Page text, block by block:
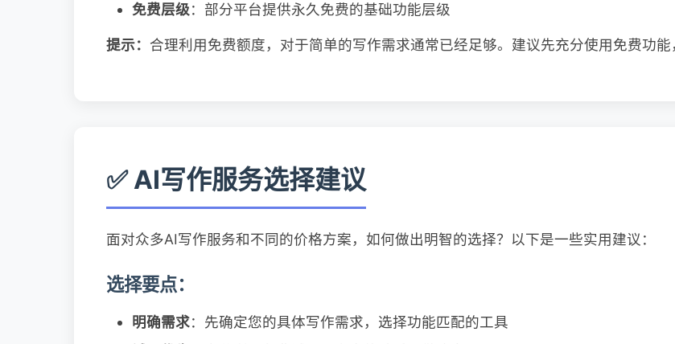
免费层级：部分平台提供永久免费的基础功能层级
提示： 合理利用免费额度，对于简单的写作需求通常已经足够。建议先充分使用免费功能
✅ AI写作服务选择建议
面对众多AI写作服务和不同的价格方案，如何做出明智的选择？以下是一些实用建议：
选择要点：
明确需求：先确定您的具体写作需求，选择功能匹配的工具